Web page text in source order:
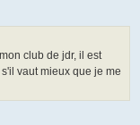
club de jdr, il est
vaut mieux que je me